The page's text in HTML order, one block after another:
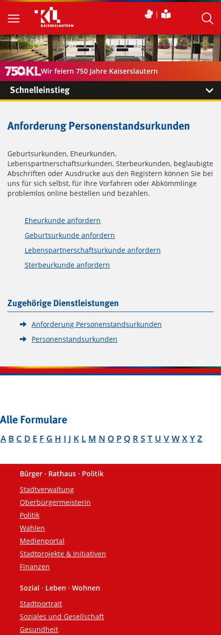
Wir feiern 750 Jahre Kaiserslautern
Schnelleinstieg
Anforderung Personenstandsurkunden
Geburtsurkunden, Eheurkunden,
Lebenspartnerschaftsurkunden, Sterbeurkunden, beglaubigte
Abschriften oder Ausdrucke aus den Registern können Sie bei
uns für sich selbst, für Ihre Vorfahren oder Abkömmlinge
problemlos online bestellen und bezahlen.
Eheurkunde anfordern
Geburtsurkunde anfordern
Lebenspartnerschaftsurkunde anfordern
Sterbeurkunde anfordern
Zugehörige Dienstleistungen
Anforderung Personenstandsurkunden
Personenstandsurkunden
Alle Formulare
A B C D E F G H I J K L M N O P Q R S T U V W X Y Z
Fußzeile
Bürger · Rathaus · Politik
Stadtverwaltung
Oberbürgermeisterin
Politik
Wahlen
Medienportal
Stadtprojekte & Initiativen
Finanzen
Sozial · Leben · Wohnen
Stadtportrait
Soziales und Gesellschaft
Gesundheit